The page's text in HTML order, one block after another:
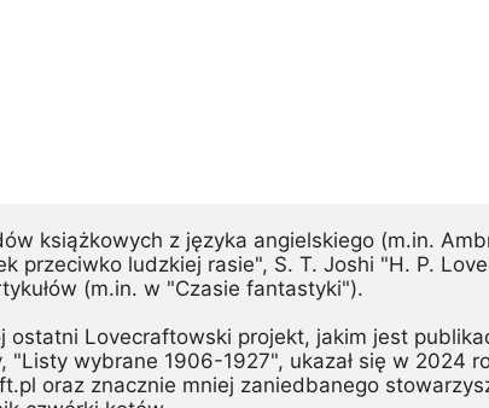
książkowych z języka angielskiego (m.in.
przeciwko ludzkiej rasie", S. T. Joshi "H. P.
(m.in. w "Czasie fantastyki").
Lovecraftowski projekt, jakim jest
wybrane 1906-1927", ukazał się w 2024
oraz znacznie mniej zaniedbanego